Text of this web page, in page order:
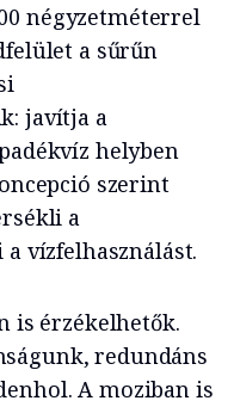
négyzetméterrel
a sűrűn
javítja a
helyben
szerint
a
vízfelhasználást.
is érzékelhetők.
redundáns
A moziban is